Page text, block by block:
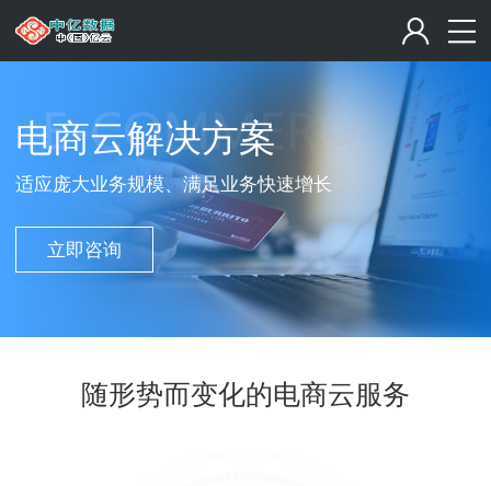
电商云解决方案
适应庞大业务规模、满足业务快速增长
立即咨询
随形势而变化的电商云服务